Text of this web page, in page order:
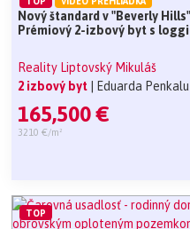
Nový štandard v "Beverly
Prémiový 2-izbový byt s
Reality Liptovský Mikuláš
2 izbový byt
| Eduarda Penkalu
165,500 €
3210 €/m²
TOP